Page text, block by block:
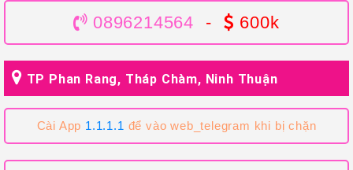
0896214564 - 600k
TP Phan Rang, Tháp Chàm, Ninh Thuận
Cài App 1.1.1.1 để vào web_telegram khi bị chặn